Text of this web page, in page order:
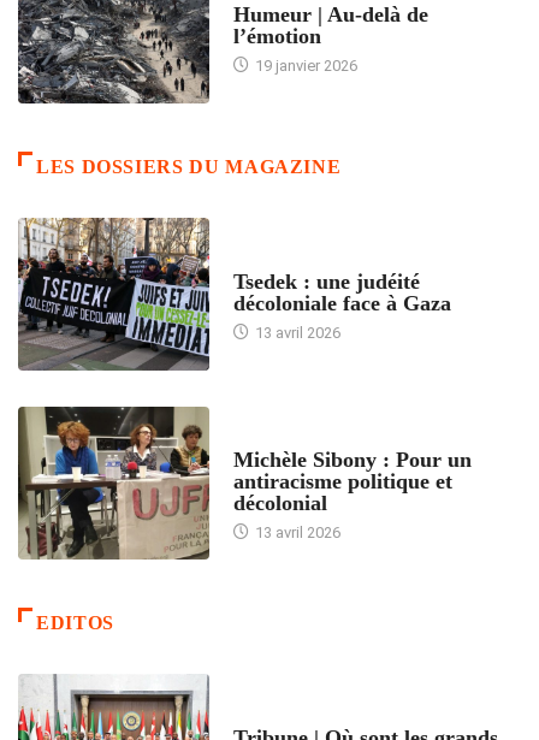
Humeur | Au-delà de
l’émotion
19 janvier 2026
LES DOSSIERS DU MAGAZINE
Tsedek : une judéité
décoloniale face à Gaza
13 avril 2026
Michèle Sibony : Pour un
antiracisme politique et
décolonial
13 avril 2026
EDITOS